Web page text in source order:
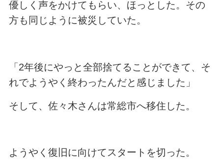
優しく声をかけてもらい、ほっとした。その
方も同じように被災していた。
「2年後にやっと全部捨てることができて、そ
れでようやく終わったんだと感じました」
そして、佐々木さんは常総市へ移住した。
ようやく復旧に向けてスタートを切った。